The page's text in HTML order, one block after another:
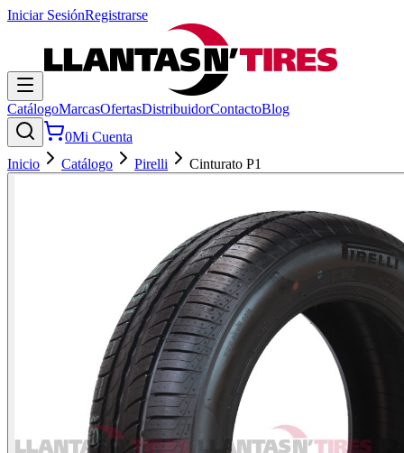
Iniciar SesiónRegistrarse
CatálogoMarcasOfertasDistribuidorContactoBlog
0Mi Cuenta
Inicio
Catálogo Pirelli Cinturato P1